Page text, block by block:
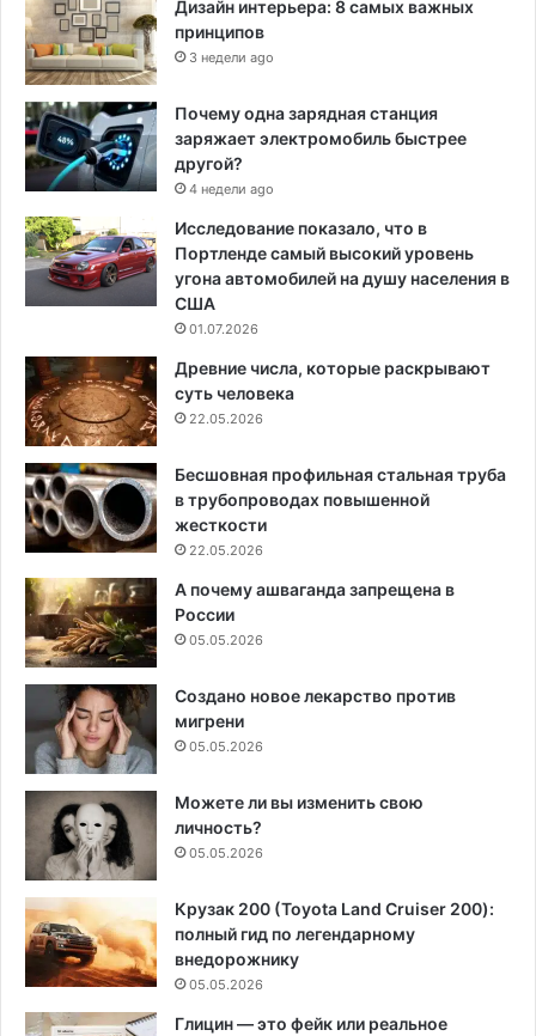
Дизайн интерьера: 8 самых важных
принципов
3 недели ago
Почему одна зарядная станция
заряжает электромобиль быстрее
другой?
4 недели ago
Исследование показало, что в
Портленде самый высокий уровень
угона автомобилей на душу населения в
США
01.07.2026
Древние числа, которые раскрывают
суть человека
22.05.2026
Бесшовная профильная стальная труба
в трубопроводах повышенной
жесткости
22.05.2026
А почему ашваганда запрещена в
России
05.05.2026
Создано новое лекарство против
мигрени
05.05.2026
Можете ли вы изменить свою
личность?
05.05.2026
Крузак 200 (Toyota Land Cruiser 200):
полный гид по легендарному
внедорожнику
05.05.2026
Глицин — это фейк или реальное